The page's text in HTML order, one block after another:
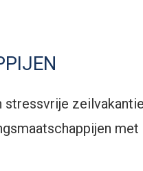
stressvrije
met